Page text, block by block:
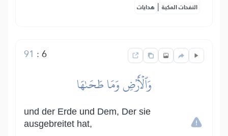
النفحات المكية | هدايات
6
:
91
وَٱلۡأَرۡضِ وَمَا طَحَىٰهَا
und der Erde und Dem, Der sie
ausgebreitet hat,